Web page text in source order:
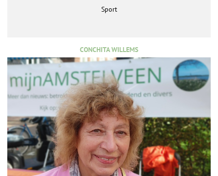
Sport
CONCHITA WILLEMS